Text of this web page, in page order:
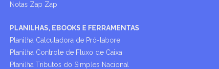
Notas Zap Zap
PLANILHAS, EBOOKS E FERRAMENTAS
Planilha Calculadora de Pró-labore
Planilha Controle de Fluxo de Caixa
Planilha Tributos do Simples Nacional